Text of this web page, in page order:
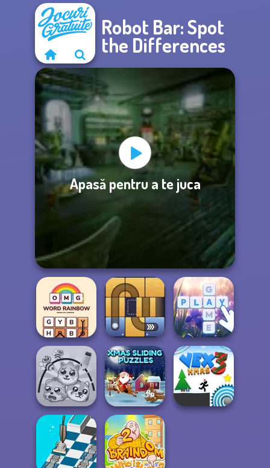
Robot Bar: Spot
the Differences
Apasă pentru a te juca
OMG Word
Rainbow
Free the Ball Bubble Letters
Protect My Dog 3
Xmas Sliding
Puzzles